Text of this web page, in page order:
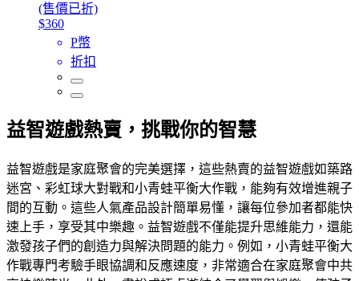
(售價已折)
$360
P幣
折扣
益智遊戲熱賣，挑戰你的智慧
益智遊戲是家庭聚會的完美選擇，這些熱賣的益智遊戲如築路
迷宮、彩虹球大對戰和小青蛙平衡大作戰，能夠有效增進親子
間的互動。這些人氣產品設計簡單易懂，讓每位參加者都能快
速上手，享受其中樂趣。益智遊戲不僅能提升思維能力，還能
激發孩子們的創造力與解決問題的能力。例如，小青蛙平衡大
作戰專門考驗手眼協調和反應速度，非常適合在家庭聚會中共